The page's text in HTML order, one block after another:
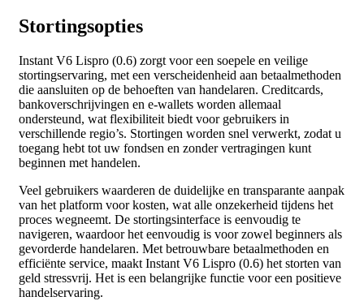
Stortingsopties
Instant V6 Lispro (0.6) zorgt voor een soepele en veilige
stortingservaring, met een verscheidenheid aan betaalmethoden
die aansluiten op de behoeften van handelaren. Creditcards,
bankoverschrijvingen en e-wallets worden allemaal
ondersteund, wat flexibiliteit biedt voor gebruikers in
verschillende regio’s. Stortingen worden snel verwerkt, zodat u
toegang hebt tot uw fondsen en zonder vertragingen kunt
beginnen met handelen.
Veel gebruikers waarderen de duidelijke en transparante aanpak
van het platform voor kosten, wat alle onzekerheid tijdens het
proces wegneemt. De stortingsinterface is eenvoudig te
navigeren, waardoor het eenvoudig is voor zowel beginners als
gevorderde handelaren. Met betrouwbare betaalmethoden en
efficiënte service, maakt Instant V6 Lispro (0.6) het storten van
geld stressvrij. Het is een belangrijke functie voor een positieve
handelservaring.